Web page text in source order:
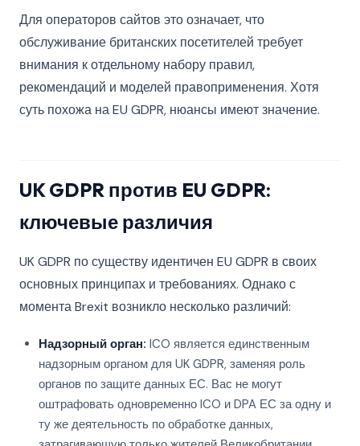
Для операторов сайтов это означает, что
обслуживание британских посетителей требует
внимания к отдельному набору правил,
рекомендаций и моделей правоприменения. Хотя
суть похожа на EU GDPR, нюансы имеют значение.
UK GDPR против EU GDPR:
ключевые различия
UK GDPR по существу идентичен EU GDPR в своих
основных принципах и требованиях. Однако с
момента Brexit возникло несколько различий:
Надзорный орган: ICO является единственным
надзорным органом для UK GDPR, заменяя роль
органов по защите данных ЕС. Вас не могут
оштрафовать одновременно ICO и DPA ЕС за одну и
ту же деятельность по обработке данных,